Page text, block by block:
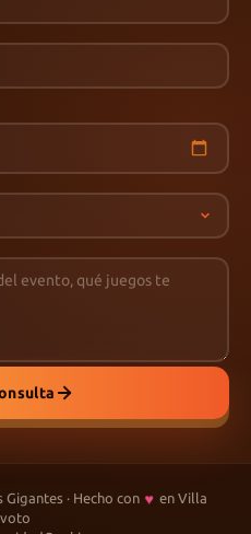
· Hecho con ♥ en Villa